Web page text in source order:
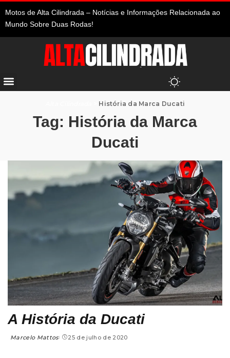
Motos de Alta Cilindrada – Notícias e Informações Relacionada ao
Mundo Sobre Duas Rodas!
História da Marca Ducati
Tag: História da Marca
Ducati
A História da Ducati
Marcelo Mattos 25 de julho de 2020